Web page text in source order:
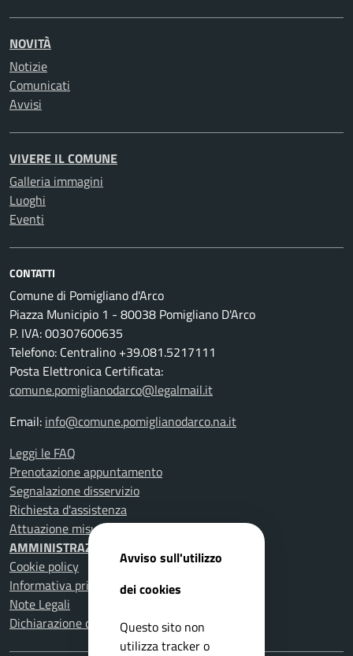
NOVITÀ
Notizie
Comunicati
Avvisi
VIVERE IL COMUNE
Galleria immagini
Luoghi
Eventi
CONTATTI
Comune di Pomigliano d'Arco
Piazza Municipio 1 - 80038 Pomigliano D'Arco
P. IVA: 00307600635
Telefono: Centralino +39.081.5217111
Posta Elettronica Certificata:
comune.pomiglianodarco@legalmail.it
Email: info@comune.pomiglianodarco.na.it
Leggi le FAQ
Prenotazione appuntamento
Segnalazione disservizio
Richiesta d'assistenza
Attuazione misure PNRR
AMMINISTRAZIONE TRASPARENTE
Cookie policy
Informativa privacy
Note Legali
Dichiarazione di accessibilità
Avviso sull'utilizzo
dei cookies
Questo sito non
utilizza tracker o